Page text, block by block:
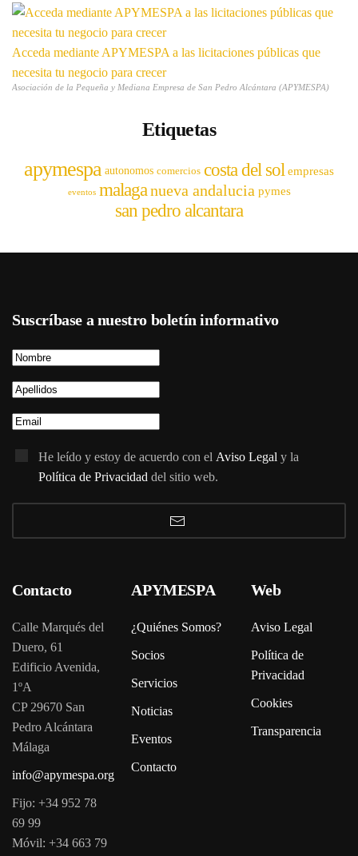
Acceda mediante APYMESPA a las licitaciones públicas que
necesita tu negocio para crecer
Asociación de la Pequeña y Mediana Empresa de San Pedro Alcántara (APYMESPA)
Etiquetas
apymespa autonomos comercios costa del sol empresas
eventos malaga nueva andalucia pymes
san pedro alcantara
Suscríbase a nuestro boletín informativo
He leído y estoy de acuerdo con el Aviso Legal y la
Política de Privacidad del sitio web.
Contacto
Calle Marqués del
Duero, 61
Edificio Avenida,
1ºA
CP 29670 San
Pedro Alcántara
Málaga
info@apymespa.org
Fijo: +34 952 78
69 99
Móvil: +34 663 79
APYMESPA
¿Quiénes Somos?
Socios
Servicios
Noticias
Eventos
Contacto
Web
Aviso Legal
Política de
Privacidad
Cookies
Transparencia